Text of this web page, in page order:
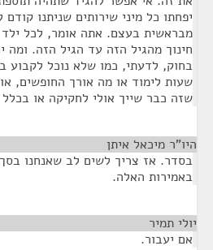
יפחתו כל מיני שירותים שניתנו
מבראשית בעצם. אתה אומר, לכל ילד
חינוך מהגיל הזה עד הגיל הזה. ומה
בחוק, לדעתי, כמו שלא נוכל לקבוע
שעות לימוד או מה אורך החופשים,
שזה כבר שייך אולי לחקיקה או בכלל
היו"ר מיכאל איתן
בסדר. אז צריך לשים לב שאנחנו
באמירות האלה.
יולי תמיר
אם יעבור.